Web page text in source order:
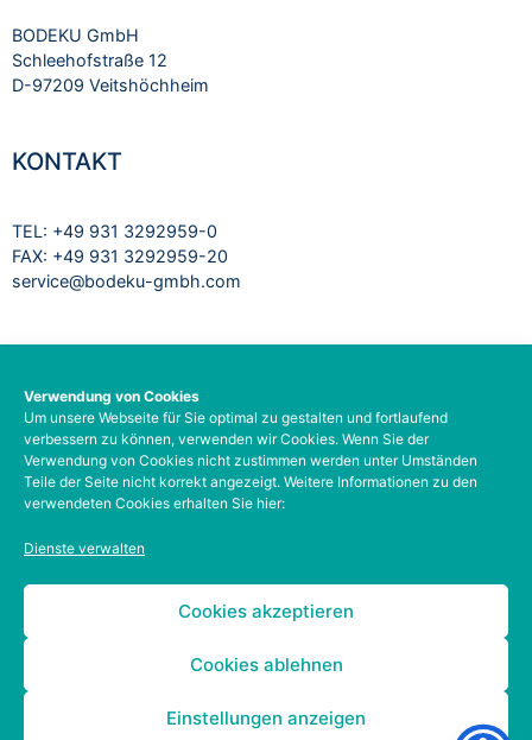
Verwendung von Cookies
Um unsere Webseite für Sie optimal zu gestalten und fortlaufend
verbessern zu können, verwenden wir Cookies. Wenn Sie der
Verwendung von Cookies nicht zustimmen werden unter Umständen
Teile der Seite nicht korrekt angezeigt. Weitere Informationen zu den
verwendeten Cookies erhalten Sie hier:
Dienste verwalten
Cookies akzeptieren
Cookies ablehnen
Einstellungen anzeigen
BODEKU GmbH
Schleehofstraße 12
D-97209 Veitshöchheim
KONTAKT
TEL: +49 931 3292959-0
FAX: +49 931 3292959-20
service@bodeku-gmbh.com
Impressum
Datenschutzbelehrung
AGB
Barrierefreiheit
Kontodetails